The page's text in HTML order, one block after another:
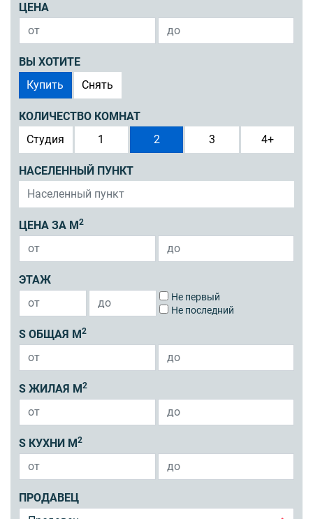
ЦЕНА
ВЫ ХОТИТЕ
Купить
Снять
КОЛИЧЕСТВО КОМНАТ
Студия
1 2 3 4+
НАСЕЛЕННЫЙ ПУНКТ
ЦЕНА ЗА М 2
ЭТАЖ
Не первый
Не последний
S ОБЩАЯ М 2
S ЖИЛАЯ М 2
S КУХНИ М 2
ПРОДАВЕЦ